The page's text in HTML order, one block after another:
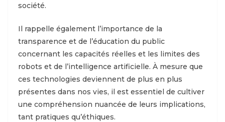
société.
Il rappelle également l’importance de la
transparence et de l’éducation du public
concernant les capacités réelles et les limites des
robots et de l’intelligence artificielle. À mesure que
ces technologies deviennent de plus en plus
présentes dans nos vies, il est essentiel de cultiver
une compréhension nuancée de leurs implications,
tant pratiques qu’éthiques.